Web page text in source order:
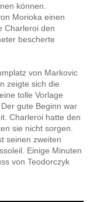
können.
Morioka einen
Charleroi den
bescherte
von Markovic
zeigte sich die
tolle Vorlage
gute Beginn war
Charleroi hatte den
sie nicht sorgen.
seinen zweiten
Einige Minuten
von Teodorczyk